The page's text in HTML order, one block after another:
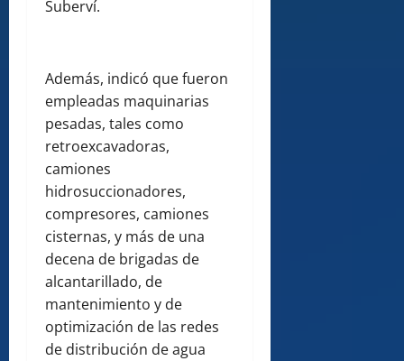
Suberví.
Además, indicó que fueron
empleadas maquinarias
pesadas, tales como
retroexcavadoras,
camiones
hidrosuccionadores,
compresores, camiones
cisternas, y más de una
decena de brigadas de
alcantarillado, de
mantenimiento y de
optimización de las redes
de distribución de agua